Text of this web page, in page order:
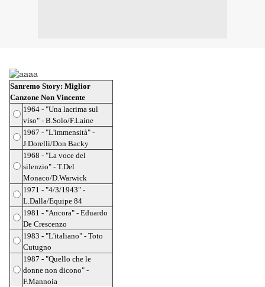
Sanremo Story: Miglior
Canzone Non Vincente
1964 - "Una lacrima sul
viso" - B.Solo/F.Laine
1967 - "L'immensità" -
J.Dorelli/Don Backy
1968 - "La voce del
silenzio" - T.Del
Monaco/D.Warwick
1971 - "4/3/1943" -
L.Dalla/Equipe 84
1981 - "Ancora" - Eduardo
De Crescenzo
1983 - "L'italiano" - Toto
Cutugno
1987 - "Quello che le
donne non dicono" -
F.Mannoia